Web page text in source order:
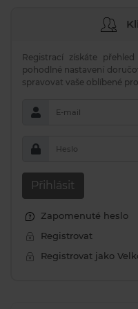
Registrací získáte
pohodlné nastavení
spravovat vaše oblíbené
E-mail
Heslo
Přihlásit
Zapomenuté heslo
Registrovat
Registrovat jako